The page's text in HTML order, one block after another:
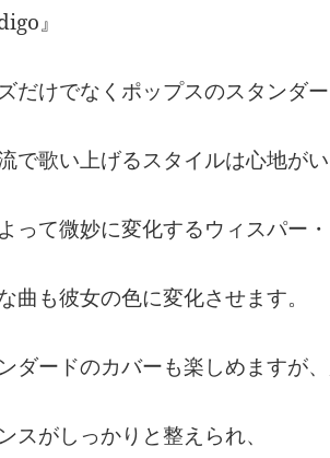
』
だけでなくポップスのスタンダ
で歌い上げるスタイルは心地が
って微妙に変化するウィスパー
曲も彼女の色に変化させます。
ダードのカバーも楽しめますが
スがしっかりと整えられ、